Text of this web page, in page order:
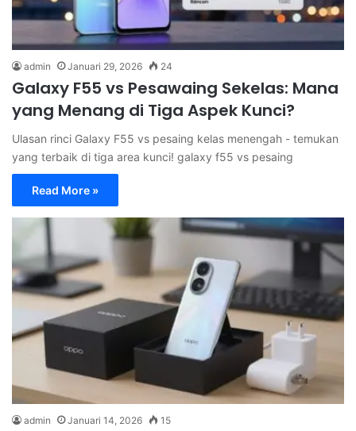
admin Januari 29, 2026 24
Galaxy F55 vs Pesawaing Sekelas: Mana
yang Menang di Tiga Aspek Kunci?
Ulasan rinci Galaxy F55 vs pesaing kelas menengah - temukan
yang terbaik di tiga area kunci! galaxy f55 vs pesaing
Read More »
admin Januari 14, 2026 15